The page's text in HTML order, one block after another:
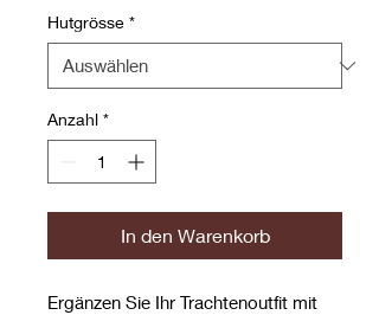
Hutgrösse *
Anzahl *
In den Warenkorb
Ergänzen Sie Ihr Trachtenoutfit mit